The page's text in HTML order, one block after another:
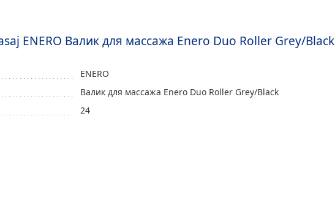
ENERO Валик для массажа Enero Duo Roller Grey/Black
ENERO
Валик для массажа Enero Duo Roller Grey/Black
24